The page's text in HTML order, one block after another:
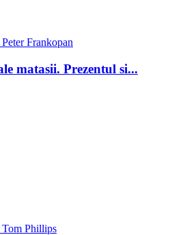
Peter Frankopan
matasii. Prezentul si...
Tom Phillips